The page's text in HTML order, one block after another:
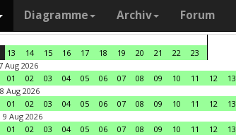
Diagramme Archiv Forum
13 14 15 16 17 18 19 20 21 22
23
Aug 2026
01 02 03 04 05 06 07 08 09 10 11 12 13
Aug 2026
01 02 03 04 05 06 07 08 09 10 11 12 13
9 Aug 2026
01 02 03 04 05 06 07 08 09 10 11 12 13